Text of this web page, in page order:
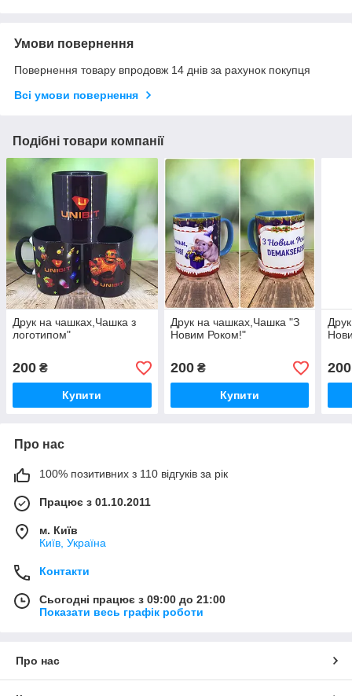
Умови повернення
Повернення товару впродовж 14 днів за рахунок покупця
Всі умови повернення
Подібні товари компанії
Друк на чашках,Чашка з
логотипом"
200 ₴
Купити
Друк на чашках,Чашка "З
Новим Роком!"
200₴
Купити
200
Про нас
100% позитивних з 110 відгуків за рік
Працює з 01.10.2011
м. Київ
Київ, Україна
Контакти
Сьогодні працює з 09:00 до 21:00
Показати весь графік роботи
Про нас